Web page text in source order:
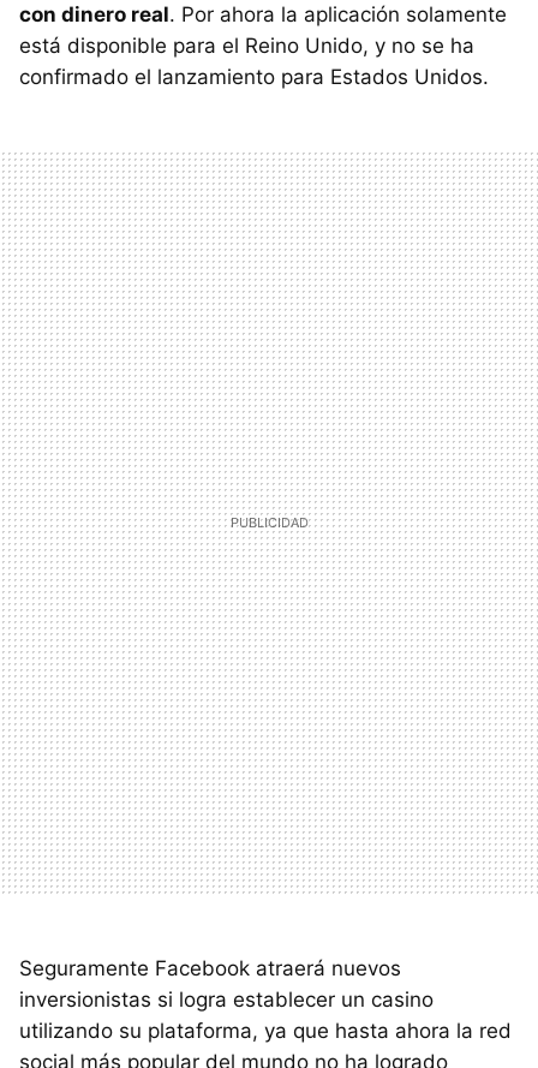
con dinero real. Por ahora la aplicación solamente
está disponible para el Reino Unido, y no se ha
confirmado el lanzamiento para Estados Unidos.
Seguramente Facebook atraerá nuevos
inversionistas si logra establecer un casino
utilizando su plataforma, ya que hasta ahora la red
social más popular del mundo no ha logrado